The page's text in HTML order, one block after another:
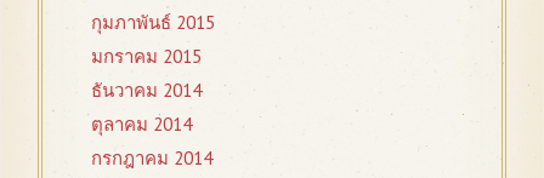
กุมภาพันธ์ 2015
มกราคม 2015
ธันวาคม 2014
ตุลาคม 2014
กรกฎาคม 2014